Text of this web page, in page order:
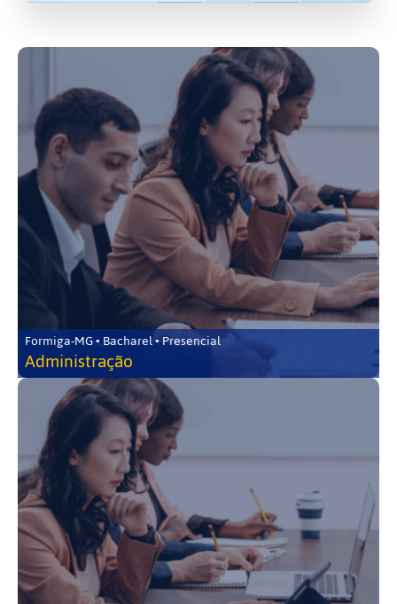
Formiga-MG • Bacharel • Presencial
Administração